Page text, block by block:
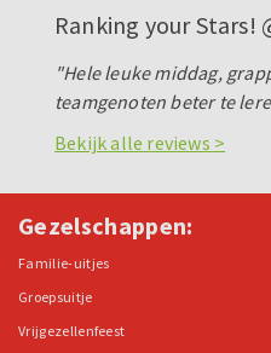
Ranking your Stars!
"Hele leuke middag,
teamgenoten beter te
Bekijk alle reviews >
Gezelschappen:
Familie-uitjes
Groepsuitje
Vrijgezellenfeest